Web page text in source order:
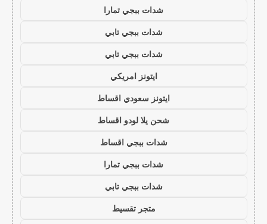
شدات ببجي تمارا
شدات ببجي تابي
شدات ببجي تابي
ايتونز امريكي
ايتونز سعودي اقساط
شحن يلا لودو اقساط
شدات ببجي اقساط
شدات ببجي تمارا
شدات ببجي تابي
متجر تقسيط